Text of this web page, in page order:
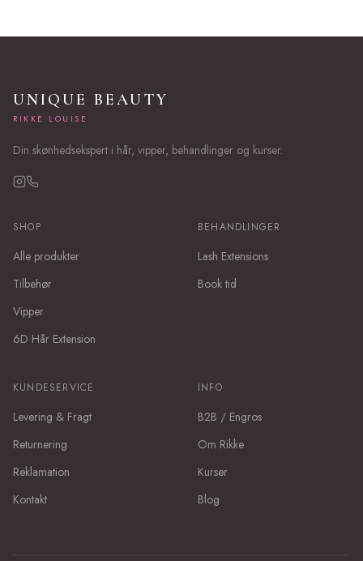
UNIQUE BEAUTY
RIKKE LOUISE
Din skønhedsekspert i hår, vipper, behandlinger og kurser.
SHOP
Alle produkter
Tilbehør
Vipper
6D Hår Extension
BEHANDLINGER
Lash Extensions
Book tid
KUNDESERVICE
Levering & Fragt
Returnering
Reklamation
Kontakt
INFO
B2B / Engros
Om Rikke
Kurser
Blog